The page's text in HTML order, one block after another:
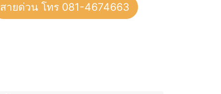
สายด่วน โทร 081-4674663